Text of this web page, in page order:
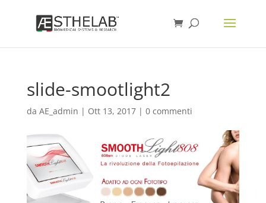
slide-smootlight2
da AE_admin | Ott 13, 2017| 0 commenti